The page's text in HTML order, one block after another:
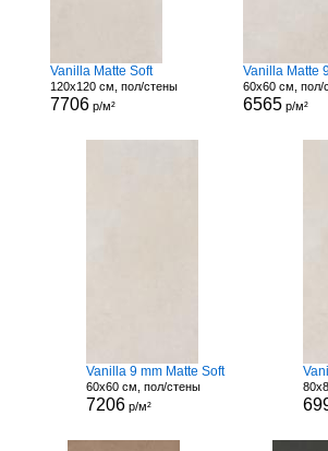
Vanilla Matte Soft
120x120 см, пол/стены
7706р/м²
Vanilla Matte
60x60 см, пол/
6565р/м²
Vanilla 9 mm Matte Soft
60x60 см, пол/стены
7206р/м²